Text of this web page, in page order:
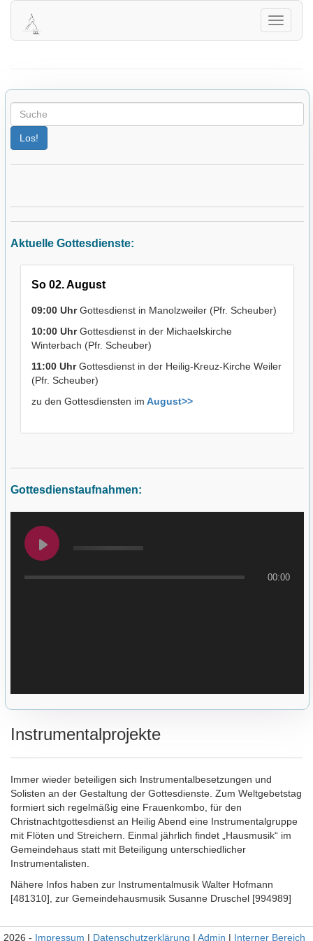
öffnen
Herzlich Willkommen auf der Homepage
der evangelischen Kirchengemeinde
Winterbach!
Aktuelle Gottesdienste:
So 02. August
09:00 UhrGottesdienst in Manolzweiler (Pfr. Scheuber)
10:00 UhrGottesdienst in der Michaelskirche
Winterbach (Pfr. Scheuber)
11:00 UhrGottesdienst in der Heilig-Kreuz-Kirche Weiler
(Pfr. Scheuber)
zu den Gottesdiensten im August>>
Gottesdienstaufnahmen:
00:00
Instrumentalprojekte
Immer wieder beteiligen sich Instrumentalbesetzungen und
Solisten an der Gestaltung der Gottesdienste. Zum Weltgebetstag
formiert sich regelmäßig eine Frauenkombo, für den
Christnachtgottesdienst an Heilig Abend eine Instrumentalgruppe
mit Flöten und Streichern. Einmal jährlich findet „Hausmusik“ im
Gemeindehaus statt mit Beteiligung unterschiedlicher
Instrumentalisten.
Nähere Infos haben zur Instrumentalmusik Walter Hofmann
[481310], zur Gemeindehausmusik Susanne Druschel [994989]
2026 - Impressum | Datenschutzerklärung | Admin | Interner Bereich